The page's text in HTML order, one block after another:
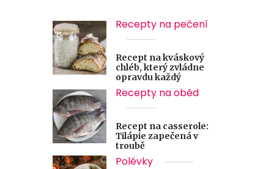
Recepty na pečení
Recept na kváskový
chléb, který zvládne
opravdu každý
Recepty na oběd
Recept na casserole:
Tilápie zapečená v
troubě
Polévky